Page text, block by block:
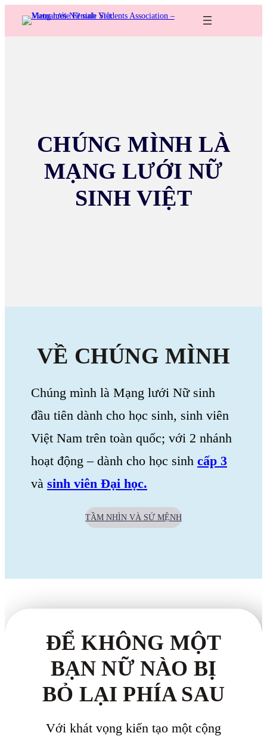
CHÚNG MÌNH LÀ
MẠNG LƯỚI NỮ
SINH VIỆT
VỀ CHÚNG MÌNH
Chúng mình là Mạng lưới Nữ sinh
đầu tiên dành cho học sinh, sinh viên
Việt Nam trên toàn quốc; với 2 nhánh
hoạt động – dành cho học sinh cấp 3
và sinh viên Đại học.
TẦM NHÌN VÀ SỨ MỆNH
ĐỂ KHÔNG MỘT
BẠN NỮ NÀO BỊ
BỎ LẠI PHÍA SAU
Với khát vọng kiến tạo một cộng